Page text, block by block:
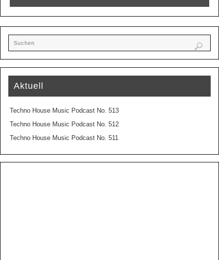
Aktuell
Techno House Music Podcast No. 513
Techno House Music Podcast No. 512
Techno House Music Podcast No. 511